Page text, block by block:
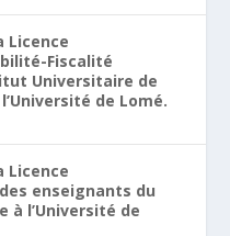
Licence
Fiscalité
Universitaire de
de Lomé.
Licence
enseignants du
à l’Université de